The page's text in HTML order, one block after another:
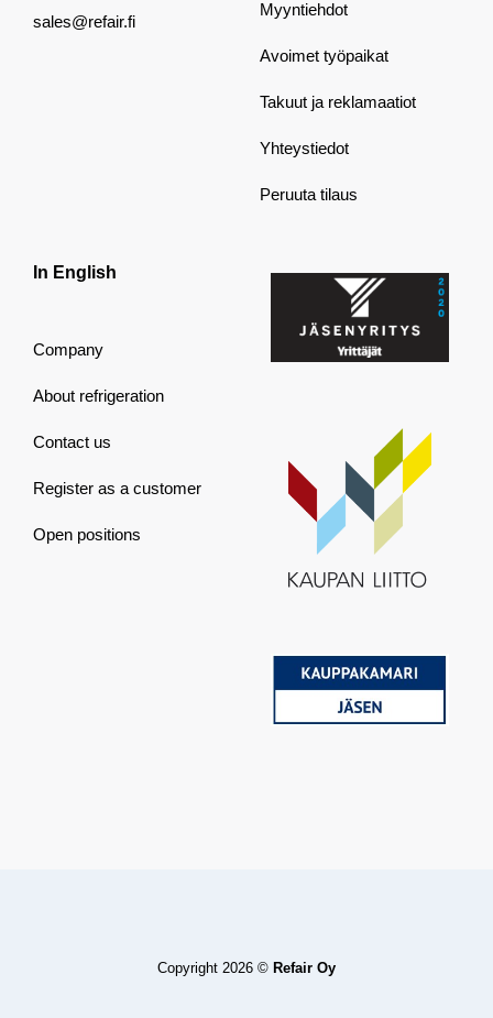
sales@refair.fi
Myyntiehdot
Avoimet työpaikat
Takuut ja reklamaatiot
Yhteystiedot
Peruuta tilaus
In English
Company
About refrigeration
Contact us
Register as a customer
Open positions
Copyright 2026 © Refair Oy